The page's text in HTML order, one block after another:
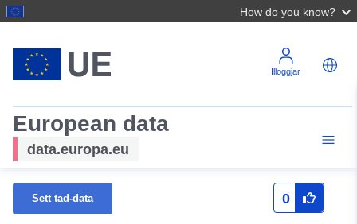
How do you know?
Illoggjar
European data
data.europa.eu
Sett tad-data 0